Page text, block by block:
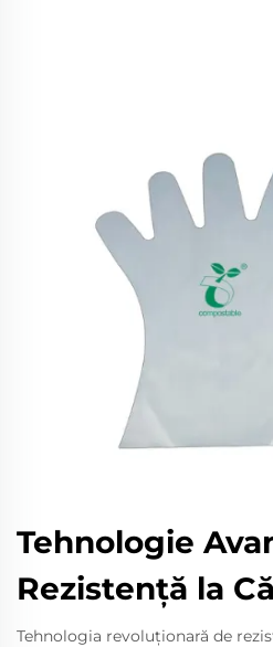
Tehnologie
Rezistență la
Tehnologia revoluționară de